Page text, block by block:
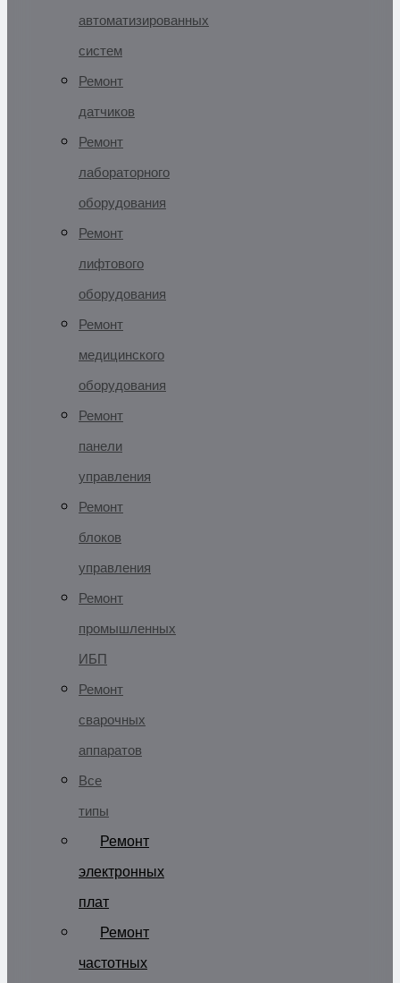
автоматизированных
систем
Ремонт
датчиков
Ремонт
лабораторного
оборудования
Ремонт
лифтового
оборудования
Ремонт
медицинского
оборудования
Ремонт
панели
управления
Ремонт
блоков
управления
Ремонт
промышленных
ИБП
Ремонт
сварочных
аппаратов
Все
типы
Ремонт
электронных
плат
Ремонт
частотных